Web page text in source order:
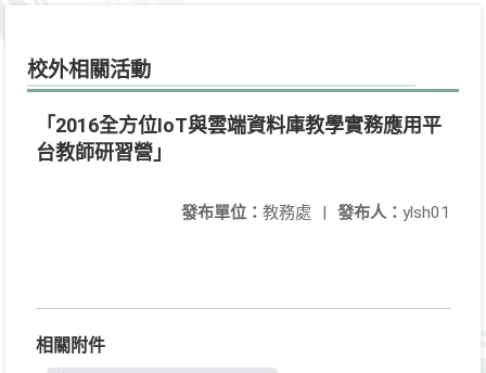
校外相關活動
「2016全方位IoT與雲端資料庫教學實務應用平
台教師研習營」
發布人： ylsh01
發布單位： 教務處 |
相關附件